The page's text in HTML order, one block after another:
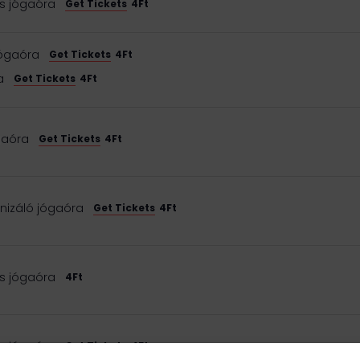
jógaóra Get Tickets 4Ft
Get Tickets 4Ft
Get Tickets 4Ft
Get Tickets 4Ft
jógaóra Get Tickets 4Ft
jógaóra 4Ft
jógaóra Get Tickets 4Ft